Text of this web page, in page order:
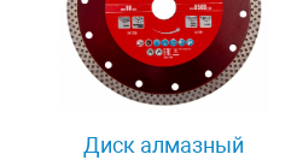
Диск алмазный